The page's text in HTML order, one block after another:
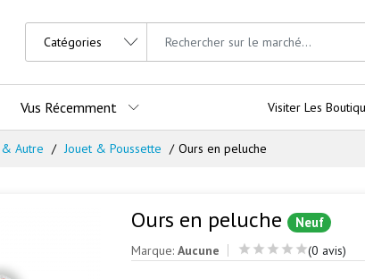
Vus Récemment Visiter Les
& Autre Jouet & Poussette Ours en peluche
Ours en peluche Neuf
Marque:Aucune (0 avis)